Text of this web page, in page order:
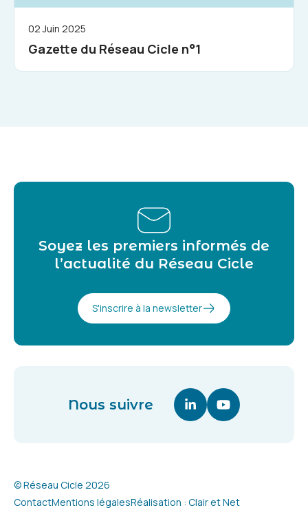
02 Juin 2025
Gazette du Réseau Cicle n°1
Soyez les premiers informés de
l’actualité du Réseau Cicle
S'inscrire à la newsletter
Nous suivre Linkedin (nouvelle
Youtube
© Réseau Cicle 2026
ContactMentions légalesRéalisation : Clair et Net